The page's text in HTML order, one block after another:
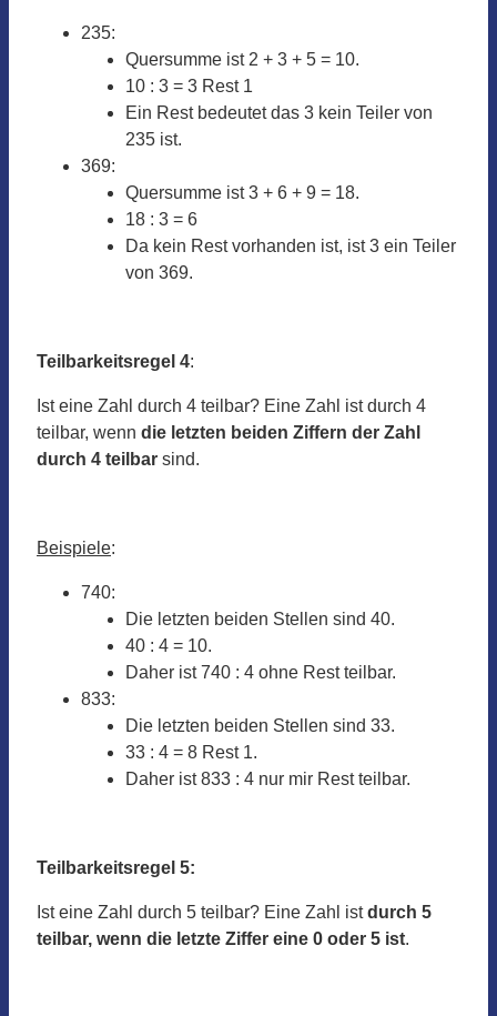
235:
Quersumme ist 2 + 3 + 5 = 10.
10 : 3 = 3 Rest 1
Ein Rest bedeutet das 3 kein Teiler von
235 ist.
369:
Quersumme ist 3 + 6 + 9 = 18.
18 : 3 = 6
Da kein Rest vorhanden ist, ist 3 ein Teiler
von 369.
Teilbarkeitsregel 4:
Ist eine Zahl durch 4 teilbar? Eine Zahl ist durch 4
teilbar, wenn die letzten beiden Ziffern der Zahl
durch 4 teilbar sind.
Beispiele:
740:
Die letzten beiden Stellen sind 40.
40 : 4 = 10.
Daher ist 740 : 4 ohne Rest teilbar.
833:
Die letzten beiden Stellen sind 33.
33 : 4 = 8 Rest 1.
Daher ist 833 : 4 nur mir Rest teilbar.
Teilbarkeitsregel 5:
Ist eine Zahl durch 5 teilbar? Eine Zahl istdurch 5
teilbar, wenn die letzte Ziffer eine 0 oder 5 ist.